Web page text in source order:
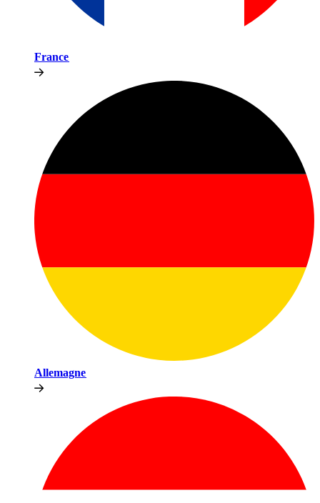
France​​
Allemagne​​